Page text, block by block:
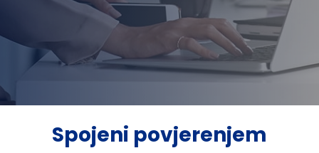
Spojeni povjerenjem